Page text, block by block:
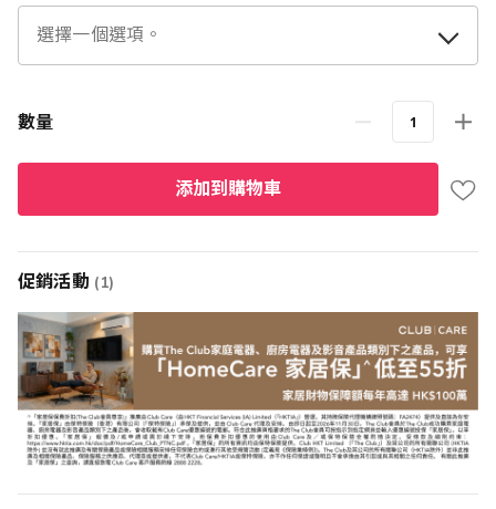
數量
添加到購物車
促銷活動 (1)